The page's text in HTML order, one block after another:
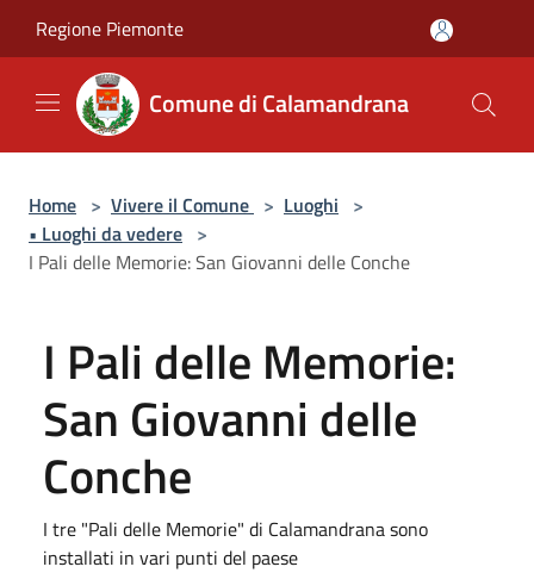
Regione Piemonte
Comune di Calamandrana
Home > Vivere il Comune > Luoghi >
• Luoghi da vedere >
I Pali delle Memorie: San Giovanni delle Conche
I Pali delle Memorie:
San Giovanni delle
Conche
I tre "Pali delle Memorie" di Calamandrana sono
installati in vari punti del paese